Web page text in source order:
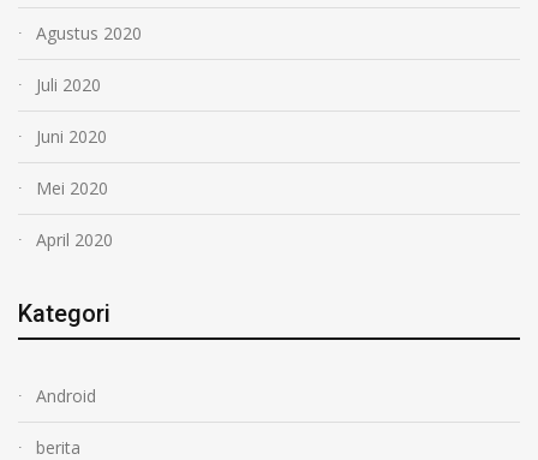
Agustus 2020
Juli 2020
Juni 2020
Mei 2020
April 2020
Kategori
Android
berita